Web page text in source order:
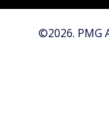
©2026. PMG